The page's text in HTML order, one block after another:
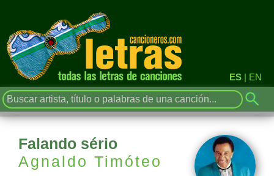
ES | EN
Falando sério
Agnaldo Timóteo